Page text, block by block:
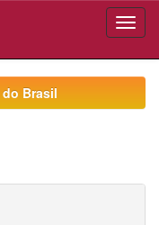
Brasil